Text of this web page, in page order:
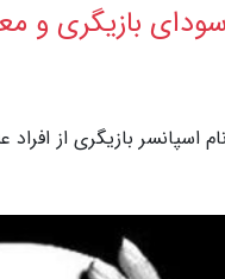
بازیگری و
بازیگری از